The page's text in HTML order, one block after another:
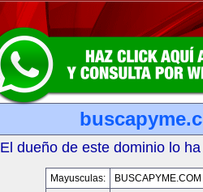
El dueño de este dominio lo
Mayusculas:
BUSCAPYME.COM